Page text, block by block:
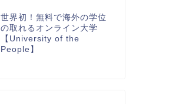
世界初！無料で海外の学位
の取れるオンライン大学
【University of the
People】